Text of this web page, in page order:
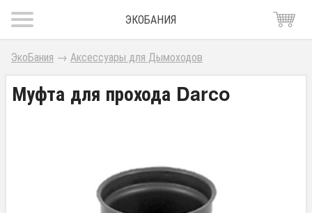
ЭКОБАНИЯ
ЭкоБания → Аксессуары для Дымоходов
Муфта для прохода Darco